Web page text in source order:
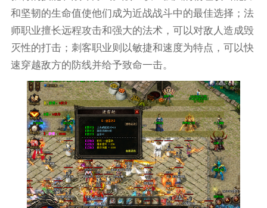
和坚韧的生命值使他们成为近战战斗中的最佳选择；法
师职业擅长远程攻击和强大的法术，可以对敌人造成毁
灭性的打击；刺客职业则以敏捷和速度为特点，可以快
速穿越敌方的防线并给予致命一击。